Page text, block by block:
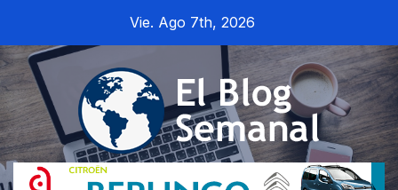
contenido
Vie. Ago 7th, 2026